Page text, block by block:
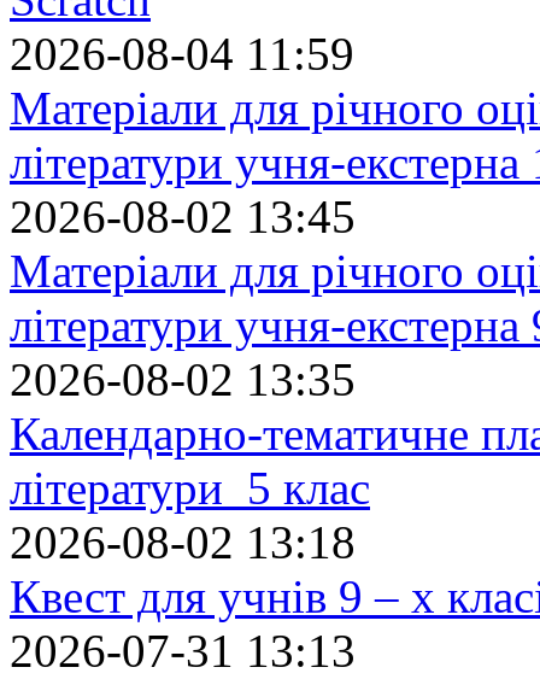
2026-08-04 11:59
Матеріали для річного
літератури учня-екстерна
2026-08-02 13:45
Матеріали для річного
літератури учня-екстерна
2026-08-02 13:35
Календарно-тематичне
літератури 5 клас
2026-08-02 13:18
Квест для учнів 9 – х
2026-07-31 13:13